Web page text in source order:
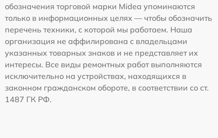
обозначения торговой марки Midea упоминаются
только в информационных целях — чтобы обозначить
перечень техники, с которой мы работаем. Наша
организация не аффилирована с владельцами
указанных товарных знаков и не представляет их
интересы. Все виды ремонтных работ выполняются
исключительно на устройствах, находящихся в
законном гражданском обороте, в соответствии со ст.
1487 ГК РФ.